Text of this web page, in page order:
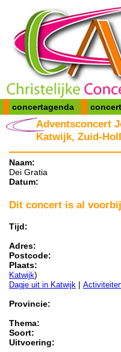
concertagenda
Adventsconcert
Katwijk, Zuid-
Naam:
Dei Gratia
Datum:
Dit concert is al
Tijd:
Adres:
Postcode:
Plaats:
Katwijk)
Dagje uit in Katwijk |
Provincie:
Thema:
Soort:
Uitvoering: